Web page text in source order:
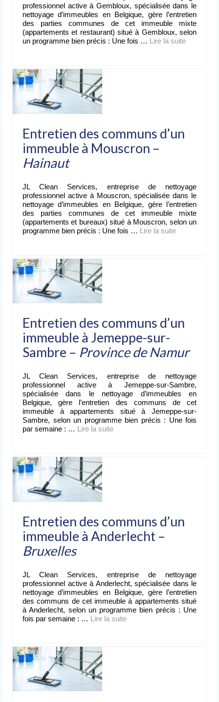
professionnel active à Gembloux, spécialisée dans le
nettoyage d’immeubles en Belgique, gère l’entretien
des parties communes de cet immeuble mixte
(appartements et restaurant) situé à Gembloux, selon
un programme bien précis : Une fois … Lire la suite­­
Entretien des communs d’un
immeuble à Mouscron –
Hainaut
JL Clean Services, entreprise de nettoyage
professionnel active à Mouscron, spécialisée dans le
nettoyage d’immeubles en Belgique, gère l’entretien
des parties communes de cet immeuble mixte
(appartements et bureaux) situé à Mouscron, selon un
programme bien précis : Une fois … Lire la suite­­
Entretien des communs d’un
immeuble à Jemeppe-sur-
Sambre – Province de Namur
JL Clean Services, entreprise de nettoyage
professionnel active à Jemeppe-sur-Sambre,
spécialisée dans le nettoyage d’immeubles en
Belgique, gère l’entretien des communs de cet
immeuble à appartements situé à Jemeppe-sur-
Sambre, selon un programme bien précis : Une fois
par semaine : … Lire la suite­­
Entretien des communs d’un
immeuble à Anderlecht –
Bruxelles
JL Clean Services, entreprise de nettoyage
professionnel active à Anderlecht, spécialisée dans le
nettoyage d’immeubles en Belgique, gère l’entretien
des communs de cet immeuble à appartements situé
à Anderlecht, selon un programme bien précis : Une
fois par semaine : … Lire la suite­­